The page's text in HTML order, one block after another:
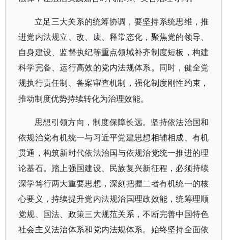
立足三大关系的统筹协调，要坚持系统思维，推
进党内法规立、改、废、释常态化，聚焦党的领导、
自身建设、监督执纪等重点领域补齐制度短板，构建
科学完备、运行高效的党内法规体系。同时，健全党
规执行责任制、备案审查机制，强化制度刚性约束，
推动制度优势持续转化为治理效能。
思想引领方向，制度保障长远。坚持依法治国和
依规治党有机统一与习近平党建思想相辅相成、有机
贯通，构筑新时代依法治国与依规治党统一推进的理
论基石。踏上强国建设、民族复兴新征程，必须持续
深学笃行两大重要思想，深刻把握二者有机统一的核
心要义，持续提升党内法规治国理政效能，统筹理顺
党规、国法、政策三大规范关系，不断完善中国特色
社会主义法治体系和党内法规体系。始终坚持全面依